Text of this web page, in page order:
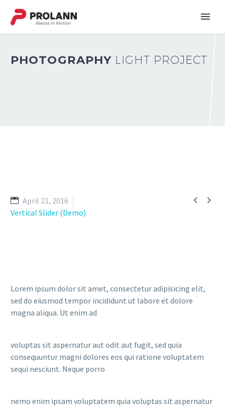
PHOTOGRAPHY LIGHT PROJECT
 
April 21, 2016
Vertical Slider (Demo)
Lorem ipsum dolor sit amet, consectetur adipisicing elit,
sed do eiusmod tempor incididunt ut labore et dolore
magna aliqua. Ut enim ad
voluptas sit aspernatur aut odit aut fugit, sed quia
consequuntur magni dolores eos qui ratione voluptatem
sequi nesciunt. Neque porro
nemo enim ipsam voluptatem quia voluptas sit aspernatur